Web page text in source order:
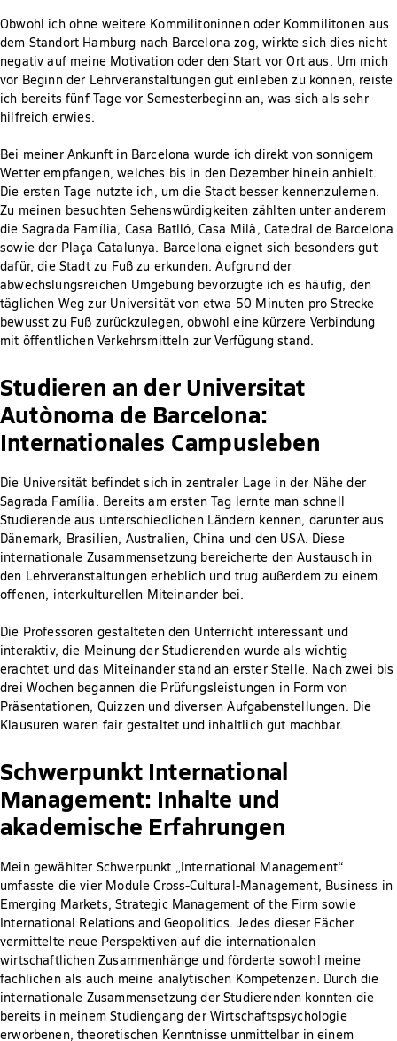
Obwohl ich ohne weitere Kommilitoninnen oder Kommilitonen aus
dem Standort Hamburg nach Barcelona zog, wirkte sich dies nicht
negativ auf meine Motivation oder den Start vor Ort aus. Um mich
vor Beginn der Lehrveranstaltungen gut einleben zu können, reiste
ich bereits fünf Tage vor Semesterbeginn an, was sich als sehr
hilfreich erwies.
Bei meiner Ankunft in Barcelona wurde ich direkt von sonnigem
Wetter empfangen, welches bis in den Dezember hinein anhielt.
Die ersten Tage nutzte ich, um die Stadt besser kennenzulernen.
Zu meinen besuchten Sehenswürdigkeiten zählten unter anderem
die Sagrada Família, Casa Batlló, Casa Milà, Catedral de Barcelona
sowie der Plaça Catalunya. Barcelona eignet sich besonders gut
dafür, die Stadt zu Fuß zu erkunden. Aufgrund der
abwechslungsreichen Umgebung bevorzugte ich es häufig, den
täglichen Weg zur Universität von etwa 50 Minuten pro Strecke
bewusst zu Fuß zurückzulegen, obwohl eine kürzere Verbindung
mit öffentlichen Verkehrsmitteln zur Verfügung stand.
Studieren an der Universitat
Autònoma de Barcelona:
Internationales Campusleben
Die Universität befindet sich in zentraler Lage in der Nähe der
Sagrada Família. Bereits am ersten Tag lernte man schnell
Studierende aus unterschiedlichen Ländern kennen, darunter aus
Dänemark, Brasilien, Australien, China und den USA. Diese
internationale Zusammensetzung bereicherte den Austausch in
den Lehrveranstaltungen erheblich und trug außerdem zu einem
offenen, interkulturellen Miteinander bei.
Die Professoren gestalteten den Unterricht interessant und
interaktiv, die Meinung der Studierenden wurde als wichtig
erachtet und das Miteinander stand an erster Stelle. Nach zwei bis
drei Wochen begannen die Prüfungsleistungen in Form von
Präsentationen, Quizzen und diversen Aufgabenstellungen. Die
Klausuren waren fair gestaltet und inhaltlich gut machbar.
Schwerpunkt International
Management: Inhalte und
akademische Erfahrungen
Mein gewählter Schwerpunkt „International Management“
umfasste die vier Module Cross-Cultural-Management, Business in
Emerging Markets, Strategic Management of the Firm sowie
International Relations and Geopolitics. Jedes dieser Fächer
vermittelte neue Perspektiven auf die internationalen
wirtschaftlichen Zusammenhänge und förderte sowohl meine
fachlichen als auch meine analytischen Kompetenzen. Durch die
internationale Zusammensetzung der Studierenden konnten die
bereits in meinem Studiengang der Wirtschaftspsychologie
erworbenen, theoretischen Kenntnisse unmittelbar in einem